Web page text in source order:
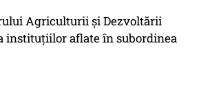
Agriculturii și Dezvoltării
instituțiilor aflate în subordinea